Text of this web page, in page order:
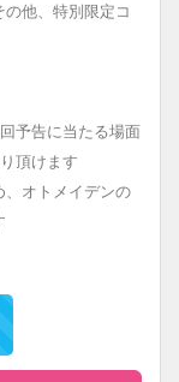
他、特別限定コ
予告に当たる場面
頂けます
、オトメイデンの